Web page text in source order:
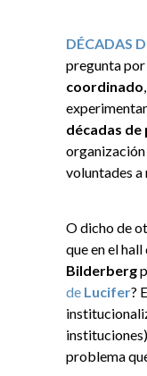
DÉCADAS
pregunta
coordinado
décadas de
voluntades a
O dicho de
que en el
Bilderberg
de Lucifer?
problema